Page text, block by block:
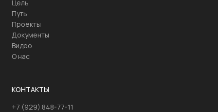
Цель
Путь
Проекты
Документы
Видео
О нас
КОНТАКТЫ
+7 (929) 848-77-11